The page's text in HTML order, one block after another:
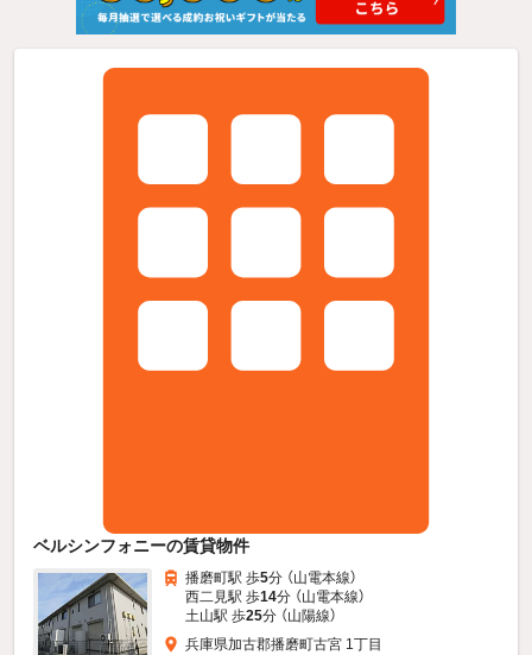
ベルシンフォニーの賃貸物件
播磨町駅 歩5分 （山電本線）
西二見駅 歩14分 （山電本線）
土山駅 歩25分 （山陽線）
兵庫県加古郡播磨町古宮 1丁目